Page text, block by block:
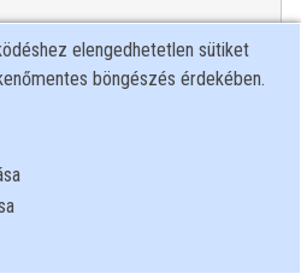
elengedhetetlen sütiket
böngészés érdekében.